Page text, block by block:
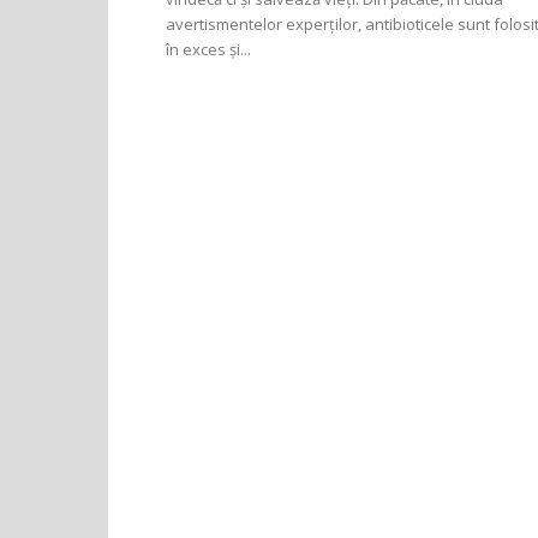
avertismentelor experților, antibioticele sunt
în exces și...